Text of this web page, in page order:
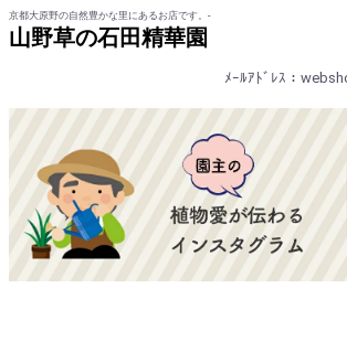
京都大原野の自然豊かな里にあるお店です。-
山野草の石田精華園
ﾒｰﾙｱﾄﾞﾚｽ：